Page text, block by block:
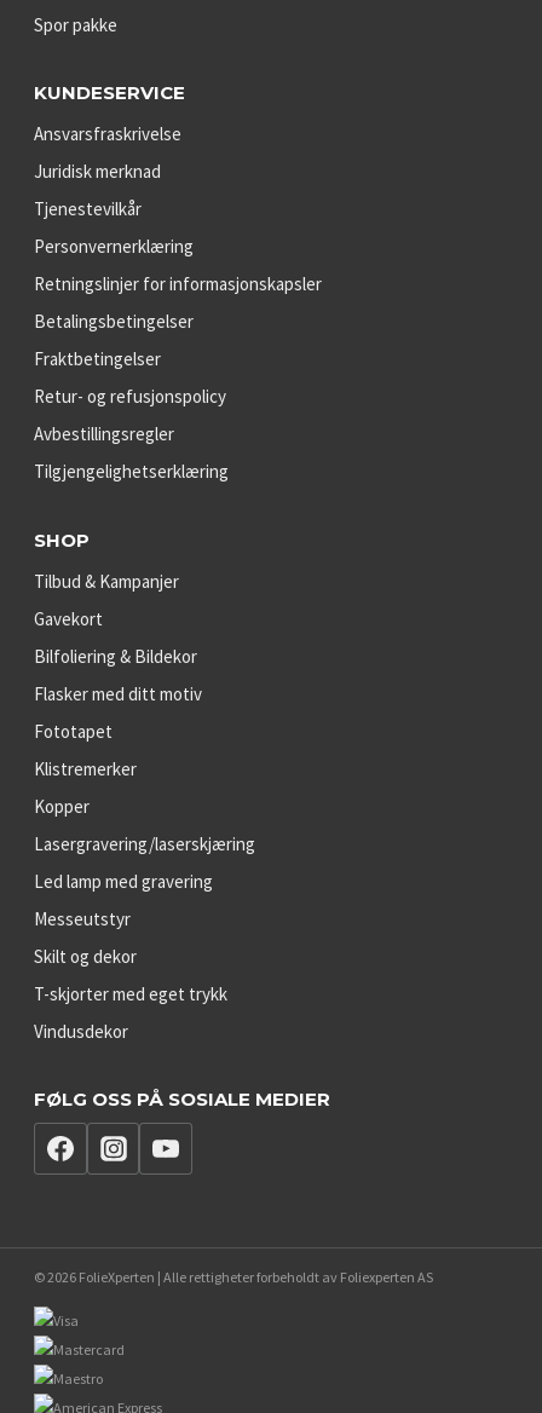
Spor pakke
KUNDESERVICE
Ansvarsfraskrivelse
Juridisk merknad
Tjenestevilkår
Personvernerklæring
Retningslinjer for informasjonskapsler
Betalingsbetingelser
Fraktbetingelser
Retur- og refusjonspolicy
Avbestillingsregler
Tilgjengelighetserklæring
SHOP
Tilbud & Kampanjer
Gavekort
Bilfoliering & Bildekor
Flasker med ditt motiv
Fototapet
Klistremerker
Kopper
Lasergravering/laserskjæring
Led lamp med gravering
Messeutstyr
Skilt og dekor
T-skjorter med eget trykk
Vindusdekor
FØLG OSS PÅ SOSIALE MEDIER
© 2026 FolieXperten | Alle rettigheter forbeholdt av Foliexperten AS